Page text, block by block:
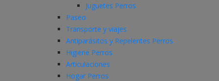
Juguetes Perros
Paseo
Transporte y viajes
Antiparásitos y Repelentes Perros
Higiene Perros
Articulaciones
Hogar Perros